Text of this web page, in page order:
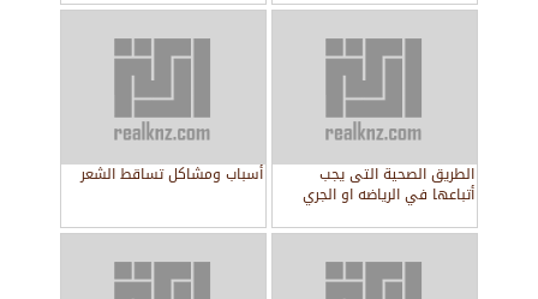
الطريق الصحية التى يجب
أتباعها في الرياضه او الجري
أسباب ومشاكل تساقط الشعر